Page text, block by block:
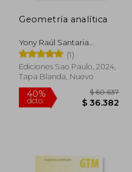
Geometría analítica
Yony Raúl Santaria
Leuyacc
(1)
Ediciones Sao Paulo, 2024,
Tapa Blanda, Nuevo